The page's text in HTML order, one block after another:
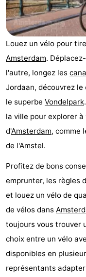
Choses
à
faire
Lieux
d'intérêt
-
Musées
-
Monuments
-
Églises
-
Points
de
vue
Attractions
-
Croisières
-
Experiences
Villages
&
villes
Visites
guidées
Sports
Louez un vélo pour
Amsterdam.
l'autre, longez les
Jordaan, découvrez le
le superbe Vondelpark
la ville pour explorer
d'Amsterdam, comme
de l'Amstel.
Profitez de bons
emprunter, les règles
et louez un vélo de
de vélos dans
toujours vous trouver
choix entre un vélo
disponibles en
représentants